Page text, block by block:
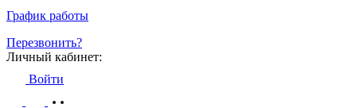
График работы
Перезвонить?
Личный кабинет:
Войти